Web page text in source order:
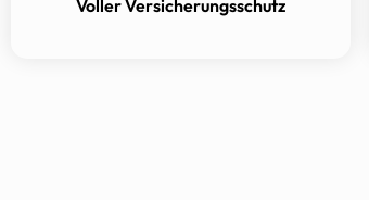
Voller Versicherungsschutz